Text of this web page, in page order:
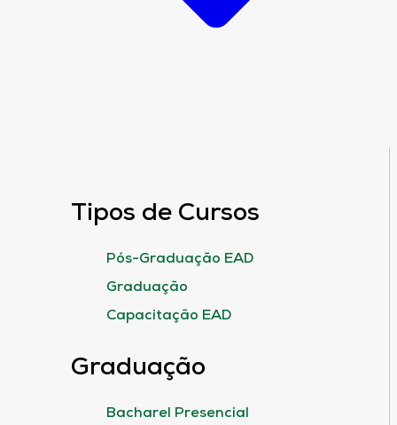
Tipos de Cursos
Pós-Graduação EAD
Graduação
Capacitação EAD
Graduação
Bacharel Presencial